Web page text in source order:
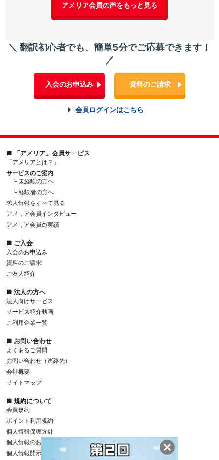
アメリア会員の声をもっと見る
＼ 翻訳初心者でも、簡単5分でご応募できます！
／
入会のお申込み 資料のご請求
会員ログインはこちら
■ 「アメリア」会員サービス
「アメリアとは？」
サービスのご案内
└ 未経験の方へ
└ 経験者の方へ
求人情報をすべて見る
アメリア会員インタビュー
アメリア会員の実績
■ ご入会
入会のお申込み
資料のご請求
ご友人紹介
■ 法人の方へ
法人向けサービス
サービス紹介動画
ご利用企業一覧
■ お問い合わせ
よくあるご質問
お問い合わせ（連絡先）
会社概要
サイトマップ
■ 規約について
会員規約
ポイント利用規約
個人情報保護方針
個人情報のお取り扱いについて
個人情報開示等のご請求手続きについて